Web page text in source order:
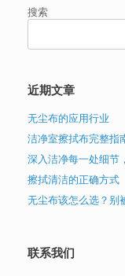
搜索
近期文章
无尘布的应用行业
洁净室擦拭布完整指
深入洁净每一处细节
擦拭清洁的正确方式
无尘布该怎么选？别
联系我们